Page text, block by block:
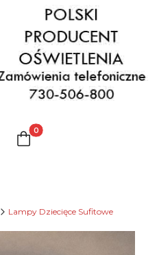
Produkty w koszyku: 0.
Lampy Dziecięce Sufitowe